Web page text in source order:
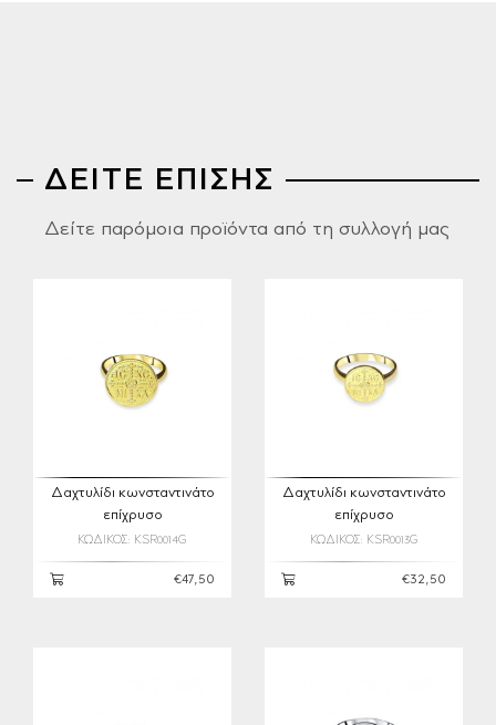
ΔΕΙΤΕ ΕΠΙΣΗΣ
Δείτε παρόμοια προϊόντα από τη συλλογή μας
Δαχτυλίδι κωνσταντινάτο
επίχρυσο
ΚΩΔΙΚΟΣ: KSR0014G
€47,50
Δαχτυλίδι κωνσταντινάτο
επίχρυσο
ΚΩΔΙΚΟΣ: KSR0013G
€32,50